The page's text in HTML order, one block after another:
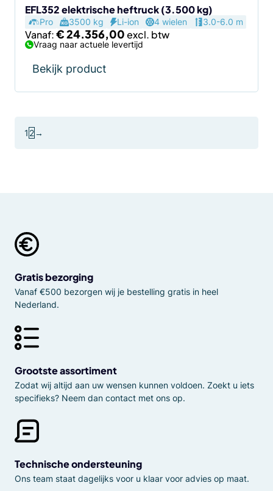
EFL352 elektrische heftruck (3.500 kg)
Pro 3500 kg Li-ion 4 wielen 3.0-6.0 m
Vanaf:€24.356,00
Vraag naar actuele levertijd
Bekijk product
de
productpagina
1 2→
Gratis bezorging
Vanaf €500 bezorgen wij je bestelling gratis in heel
Nederland.
Grootste assortiment
Zodat wij altijd aan uw wensen kunnen voldoen. Zoekt u iets
specifieks? Neem dan contact met ons op.
Technische ondersteuning
Ons team staat dagelijks voor u klaar voor advies op maat.